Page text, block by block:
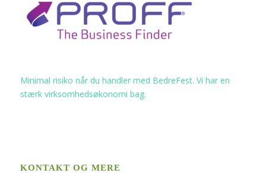
Minimal risiko når du handler med BedreFest. Vi har en
stærk virksomhedsøkonomi bag.
KONTAKT OG MERE